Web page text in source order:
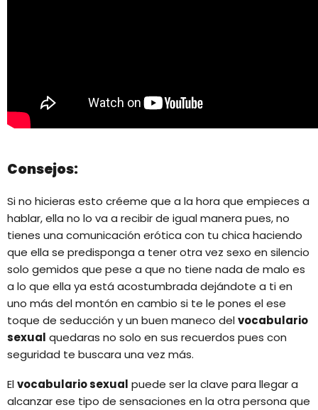
Consejos:
Si no hicieras esto créeme que a la hora que empieces a
hablar, ella no lo va a recibir de igual manera pues, no
tienes una comunicación erótica con tu chica haciendo
que ella se predisponga a tener otra vez sexo en silencio
solo gemidos que pese a que no tiene nada de malo es
a lo que ella ya está acostumbrada dejándote a ti en
uno más del montón en cambio si te le pones el ese
toque de seducción y un buen maneco delvocabulario
sexual quedaras no solo en sus recuerdos pues con
seguridad te buscara una vez más.
Elvocabulario sexual puede ser la clave para llegar a
alcanzar ese tipo de sensaciones en la otra persona que